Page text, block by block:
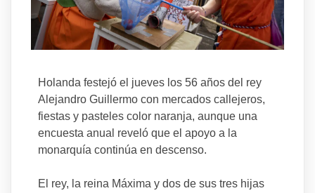
Holanda festejó el jueves los 56 años del rey
Alejandro Guillermo con mercados callejeros,
fiestas y pasteles color naranja, aunque una
encuesta anual reveló que el apoyo a la
monarquía continúa en descenso.
El rey, la reina Máxima y dos de sus tres hijas